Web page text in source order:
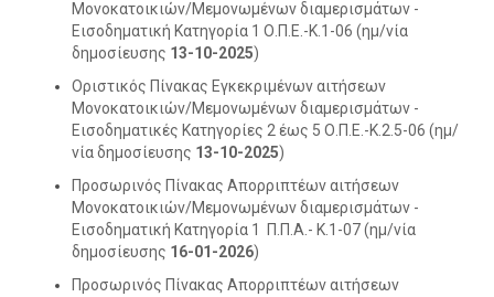
Μονοκατοικιών/Μεμονωμένων διαμερισμάτων -
Εισοδηματική Κατηγορία 1 Ο.Π.Ε.-Κ.1-06 (ημ/νία
δημοσίευσης 13-10-2025)
Οριστικός Πίνακας Εγκεκριμένων αιτήσεων
Μονοκατοικιών/Μεμονωμένων διαμερισμάτων -
Εισοδηματικές Κατηγορίες 2 έως 5 Ο.Π.Ε.-Κ.2.5-06 (ημ/
νία δημοσίευσης 13-10-2025)
Προσωρινός Πίνακας Απορριπτέων αιτήσεων
Μονοκατοικιών/Μεμονωμένων διαμερισμάτων -
Εισοδηματική Κατηγορία 1 Π.Π.Α.- Κ.1-07 (ημ/νία
δημοσίευσης 16-01-2026)
Προσωρινός Πίνακας Απορριπτέων αιτήσεων